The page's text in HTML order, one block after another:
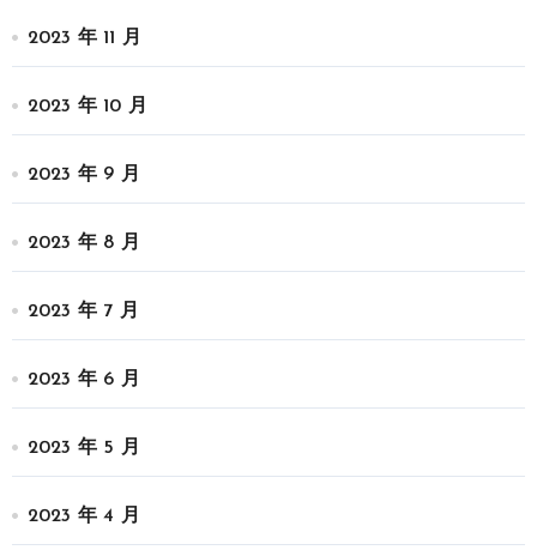
2023 年 11 月
2023 年 10 月
2023 年 9 月
2023 年 8 月
2023 年 7 月
2023 年 6 月
2023 年 5 月
2023 年 4 月